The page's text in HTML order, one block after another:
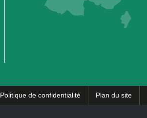
Politique de confidentialité Plan du site